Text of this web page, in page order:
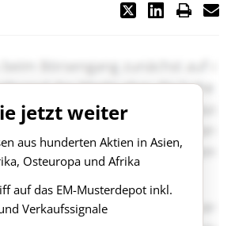
jetzt weiter
aus hunderten Aktien in Asien,
Osteuropa und Afrika
auf das EM-Musterdepot inkl.
Verkaufssignale